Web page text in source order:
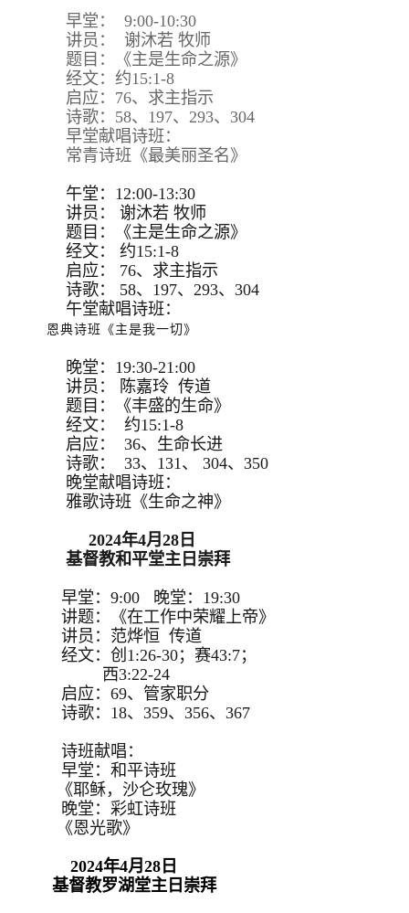
早堂： 9:00-10:30
讲员： 谢沐若 牧师
题目：《主是生命之源》
经文：约15:1-8
启应：76、求主指示
诗歌：58、197、293、304
早堂献唱诗班：
常青诗班《最美丽圣名》
午堂：12:00-13:30
讲员：
谢沐若 牧师
题目：
《主是生命之源》
经文：
约15:1-8
启应：
76、求主指示
诗歌：
58、197、293、 304
午堂献唱诗班：
恩典诗班《主是我一切》
晚堂：19:30-21:00
讲员： 陈嘉玲 传道
题目：《丰盛的生命》
经文： 约15:1-8
启应： 36、生命长进
诗歌： 33、131、 304、350
晚堂献唱诗班：
雅歌诗班《生命之神》
2024年4月28日
基督教和平堂主日崇拜
早堂：9:00 晚堂：19:30
讲题：《在工作中荣耀上帝》
讲员：范烨恒 传道
经文：创1:26-30；赛43:7；
西3:22-24
启应：69、管家职分
诗歌：18、359、356、367
诗班献唱：
早堂：和平诗班
《耶稣，沙仑玫瑰》
晚堂：彩虹诗班
《恩光歌》
2024年4月28日
基督教罗湖堂主日崇拜